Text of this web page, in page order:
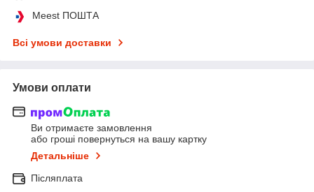
Meest ПОШТА
Всі умови доставки
Умови оплати
Ви отримаєте замовлення
або гроші повернуться на вашу картку
Детальніше
Післяплата